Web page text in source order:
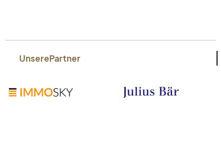
UnserePartner